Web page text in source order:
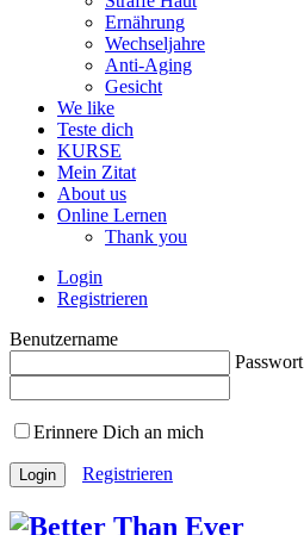
Ernährung
Wechseljahre
Anti-Aging
Gesicht
We like
Teste dich
KURSE
Mein Zitat
About us
Online Lernen
Thank you
Login
Registrieren
Benutzername
Passwort
Erinnere Dich an mich
Registrieren